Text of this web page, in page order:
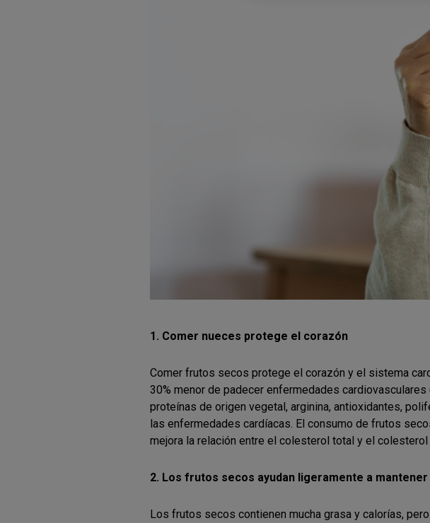
1. Comer nueces protege el corazón
Comer frutos secos protege el corazón y el sistema
30% menor de padecer enfermedades cardiovasculares
proteínas de origen vegetal, arginina, antioxidantes,
las enfermedades cardíacas. El consumo de frutos
mejora la relación entre el colesterol total y el colesterol
2. Los frutos secos ayudan ligeramente a
Los frutos secos contienen mucha grasa y calorías,